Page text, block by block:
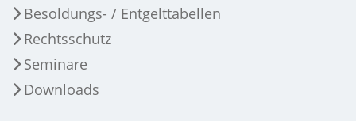
Besoldungs- / Entgelttabellen
Rechtsschutz
Seminare
Downloads